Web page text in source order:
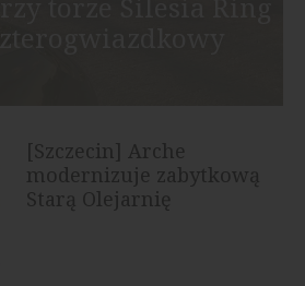
[Szczecin] Arche
modernizuje zabytkową
Starą Olejarnię